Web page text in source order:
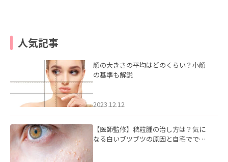
人気記事
顔の大きさの平均はどのくらい？小顔
の基準も解説
2023.12.12
【医師監修】稗粒腫の治し方は？気に
なる白いブツブツの原因と自宅ででき